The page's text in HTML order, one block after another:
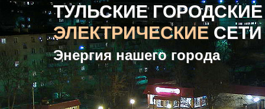
ТУЛЬСКИЕ ГОРОДСКИЕ
ЭЛЕКТРИЧЕСКИЕ СЕТИ
Энергия нашего города